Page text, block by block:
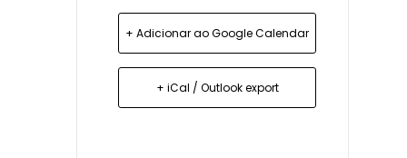
+ Adicionar ao Google Calendar
+ iCal / Outlook export